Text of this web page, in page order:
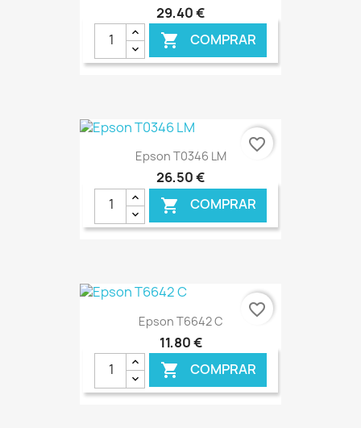
29,40 €
 COMPRAR
€ ONLINE
Epson T0346 LM
26,50 €
 COMPRAR
€ ONLINE
favorite_border
Epson T6642 C
11,80 €
 COMPRAR
favorite_border